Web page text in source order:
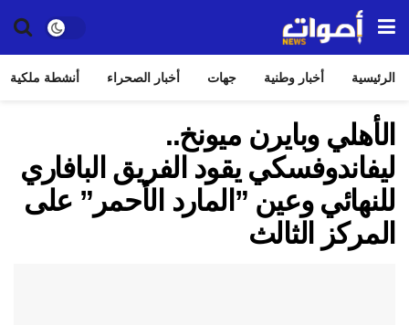
الرئيسية أخبار وطنية جهات أخبار الصحراء أنشطة ملكية
الأهلي وبايرن ميونخ..
ليفاندوفسكي يقود الفريق البافاري
للنهائي وعين ”المارد الأحمر” على
المركز الثالث